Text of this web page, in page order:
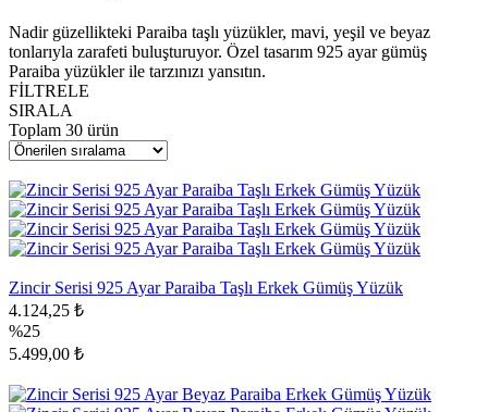
Nadir güzellikteki Paraiba taşlı yüzükler, mavi, yeşil ve beyaz
tonlarıyla zarafeti buluşturuyor. Özel tasarım 925 ayar gümüş
Paraiba yüzükler ile tarzınızı yansıtın.
FİLTRELE
SIRALA
Toplam 30 ürün
Zincir Serisi 925 Ayar Paraiba Taşlı Erkek Gümüş Yüzük
4.124,25 ₺
%25
5.499,00 ₺